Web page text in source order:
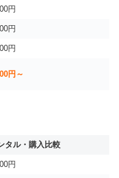
円
円
円
円～
タル・購入比較
円